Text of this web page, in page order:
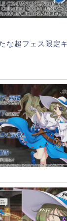
な超フェス限定